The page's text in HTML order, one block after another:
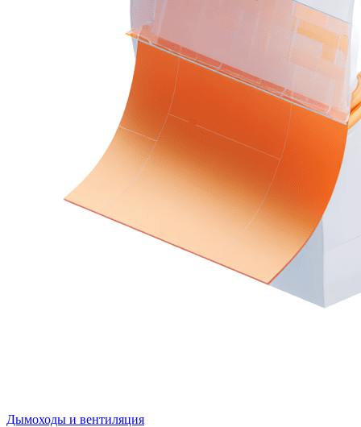
Дымоходы и вентиляция